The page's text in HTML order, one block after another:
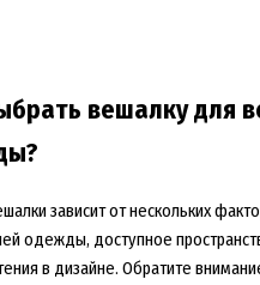
вешалку для
зависит от нескольких
одежды, доступное
в дизайне. Обратите